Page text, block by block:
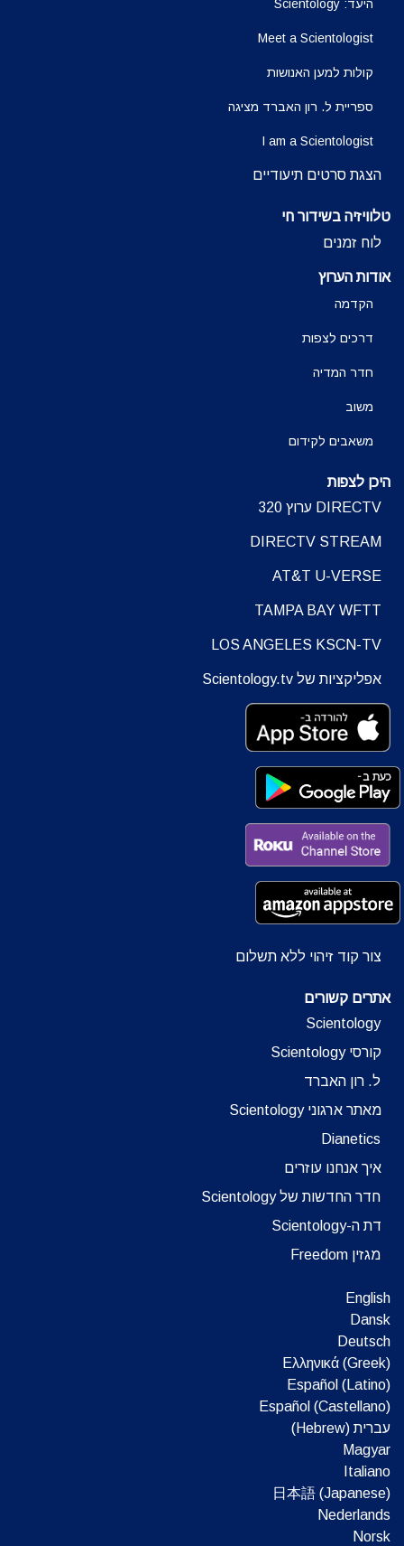
היעד: Scientology
Meet a Scientologist
קולות למען האנושות
ספריית ל. רון האברד מציגה
I am a Scientologist
הצגת סרטים תיעודיים
טלוויזיה בשידור חי
לוח זמנים
אודות הערוץ
הקדמה
דרכים לצפות
חדר המדיה
משוב
משאבים לקידום
היכן לצפות
DIRECTV ערוץ 320
DIRECTV STREAM
AT&T U-VERSE
TAMPA BAY WFTT
LOS ANGELES KSCN-TV
אפליקציות של Scientology.tv
צור קוד זיהוי ללא תשלום
אתרים קשורים
Scientology
קורסי Scientology
ל. רון האברד
מאתר ארגוני Scientology
Dianetics
איך אנחנו עוזרים
חדר החדשות של Scientology
דת ה-Scientology
מגזין Freedom
English
Dansk
Deutsch
Ελληνικά (Greek)
Español (Latino)
Español (Castellano)
עברית (Hebrew)‏
Magyar
Italiano
日本語 (Japanese)
Nederlands
Norsk